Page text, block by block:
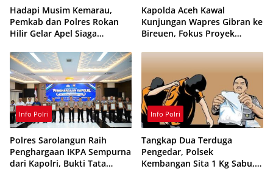
Hadapi Musim Kemarau,
Pemkab dan Polres Rokan
Hilir Gelar Apel Siaga
Sinergi Cegah Kebakaran
Kapolda Aceh Kawal
Kunjungan Wapres Gibran ke
Bireuen, Fokus Proyek
Info Polri
Polres Sarolangun Raih
Penghargaan IKPA Sempurna
dari Kapolri, Bukti Tata
Info Polri
Tangkap Dua Terduga
Pengedar, Polsek
Kembangan Sita 1 Kg Sabu,